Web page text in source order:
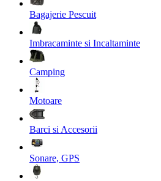
Bagajerie Pescuit
Imbracaminte si Incaltaminte
Camping
Motoare
Barci si Accesorii
Sonare, GPS